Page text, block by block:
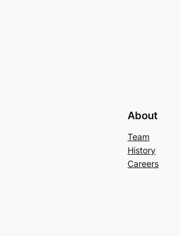
About
Team
History
Careers